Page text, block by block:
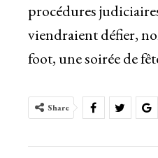
procédures
viendraient défier,
foot, une soirée de
Share